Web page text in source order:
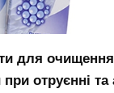
для очищення
отруєнні та